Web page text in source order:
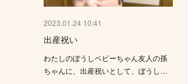
2023.01.24 10:41
出産祝い
わたしのぼうしベビーちゃん友人の孫
ちゃんに、出産祝いとして、ぼうし…